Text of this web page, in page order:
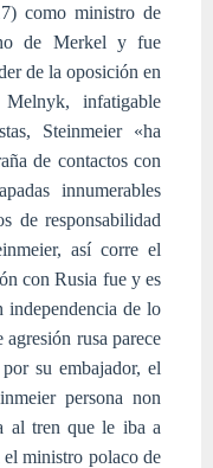
como ministro de
de Merkel y fue
de la oposición en
infatigable
Steinmeier «ha
de contactos con
innumerables
de responsabilidad
así corre el
con Rusia fue y es
independencia de lo
rusa parece
su embajador, el
persona non
al tren que le iba a
ministro polaco de